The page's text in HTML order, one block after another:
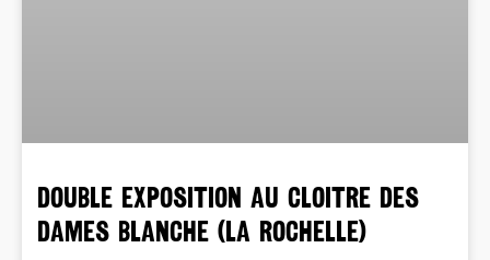
DOUBLE EXPOSITION au Cloitre des
Dames Blanche (La Rochelle)